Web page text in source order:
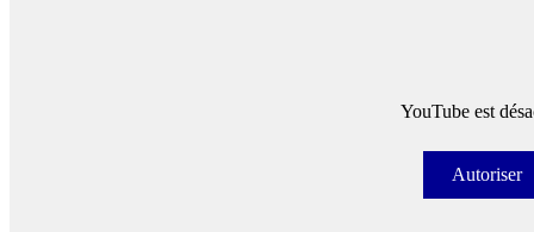
YouTube est
Autoriser